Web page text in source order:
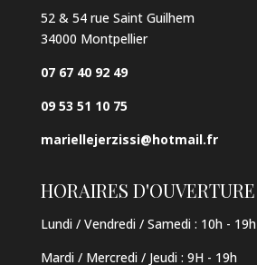
52 & 54 rue Saint Guilhem
34000 Montpellier
07 67 40 92 49
09 53 51 10 75
mariellejerzissi@hotmail.fr
HORAIRES D'OUVERTURE
Lundi / Vendredi / Samedi : 10h - 19h
Mardi / Mercredi / Jeudi : 9H - 19h